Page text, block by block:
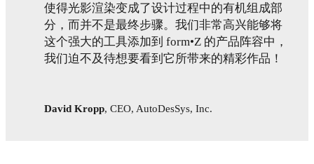
使得光影渲染变成了设计过程中的有机组成部
分，而并不是最终步骤。我们非常高兴能够将
这个强大的工具添加到 form•Z 的产品阵容中，
我们迫不及待想要看到它所带来的精彩作品！
David Kropp, CEO, AutoDesSys, Inc.